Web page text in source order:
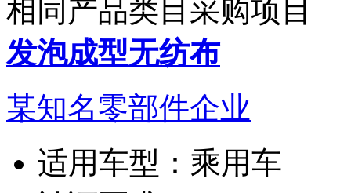
相同产品类目采购项目
发泡成型无纺布
某知名零部件企业
适用车型： 乘用车